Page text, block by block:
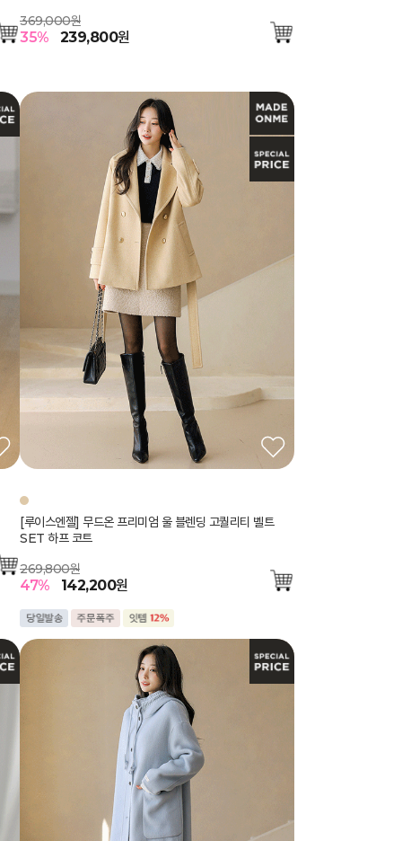
369,000원
35% 239,800원
[루이스엔젤] 무드온 프리미엄 울 블렌딩 고퀄리티 벨트
SET 하프 코트
269,800원
47% 142,200원